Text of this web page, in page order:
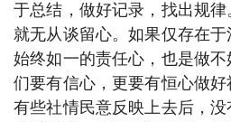
于总结，做好记录，找出规律
就无从谈留心。如果仅存在
始终如一的责任心，也是做
们要有信心，更要有恒心做
有些社情民意反映上去后，